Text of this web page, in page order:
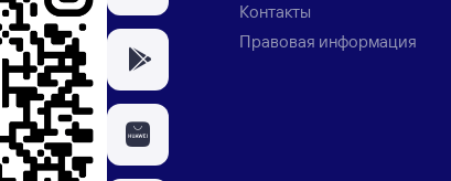
Контакты
Правовая информация